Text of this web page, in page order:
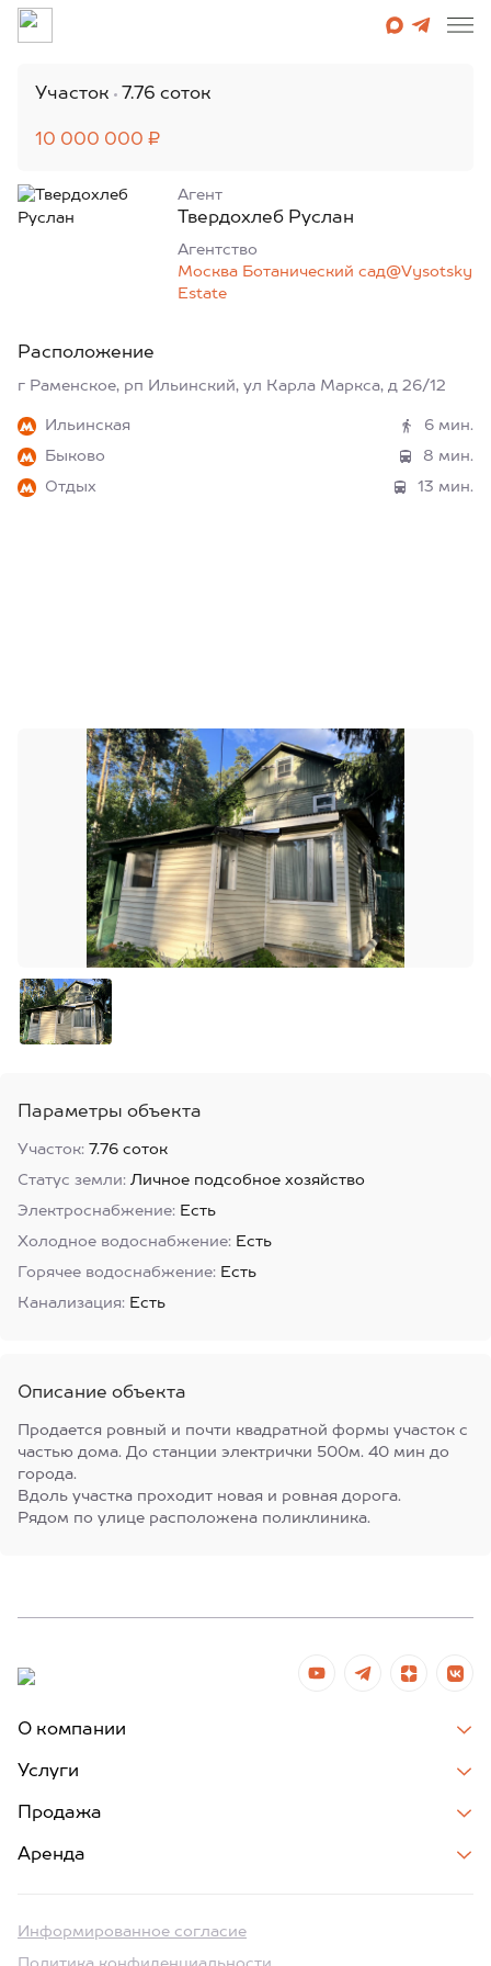
Участок 7.76 соток
10 000 000 ₽
Агент
Твердохлеб Руслан
Агентcтво
Москва Ботанический сад@Vysotsky
Estate
Расположение
г Раменское, рп Ильинский, ул Карла Маркса, д 26/12
Ильинская
6 мин.
Быково
8 мин.
Отдых
13 мин.
Параметры объекта
Участок: 7.76 соток
Статус земли: Личное подсобное хозяйство
Электроснабжение: Есть
Холодное водоснабжение: Есть
Горячее водоснабжение: Есть
Канализация: Есть
Описание объекта
Продается ровный и почти квадратной формы участок с
частью дома. До станции электрички 500м. 40 мин до
города.
Вдоль участка проходит новая и ровная дорога.
Рядом по улице расположена поликлиника.
О компании
Услуги
Продажа
Аренда
Информированное согласие